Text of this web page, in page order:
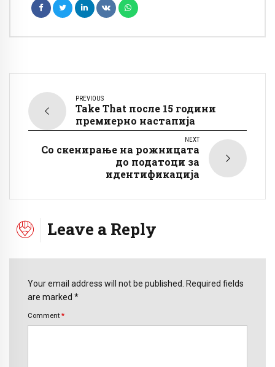
PREVIOUS
Take That после 15 години
премиерно настапија
NEXT
Со скенирање на рожницата
до податоци за
идентификација
Leave a Reply
Your email address will not be published. Required fields
are marked *
Comment *